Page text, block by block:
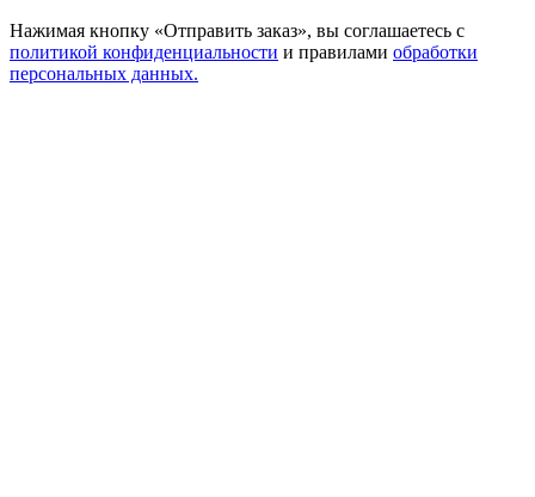
Нажимая кнопку «Отправить заказ», вы соглашаетесь с
политикой конфиденциальности и правилами обработки
персональных данных.